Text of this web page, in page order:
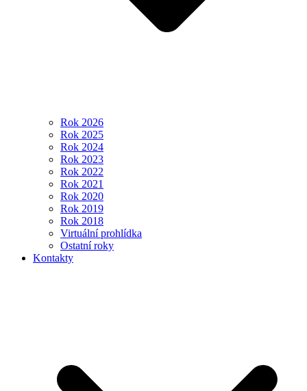
Rok 2026
Rok 2025
Rok 2024
Rok 2023
Rok 2022
Rok 2021
Rok 2020
Rok 2019
Rok 2018
Virtuální prohlídka
Ostatní roky
Kontakty